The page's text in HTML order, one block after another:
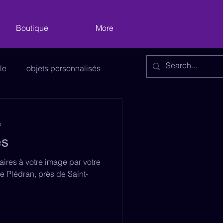
Boutique More
objets personnalisés
à votre image par votre
Plédran, près de Saint-